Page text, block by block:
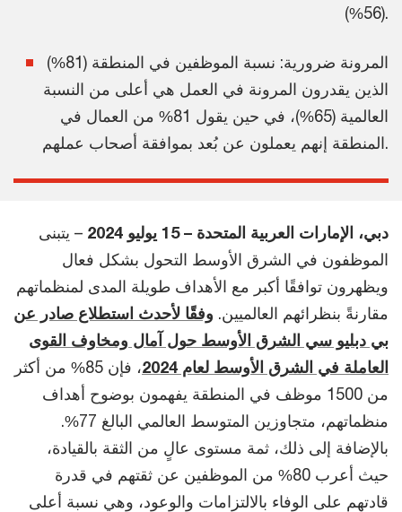
(56%).
المرونة ضرورية: نسبة الموظفين في المنطقة (81%)
الذين يقدرون المرونة في العمل هي أعلى من النسبة
العالمية (65%)، في حين يقول 81% من العمال في
المنطقة إنهم يعملون عن بُعد بموافقة أصحاب عملهم.
دبي، الإمارات العربية المتحدة – 15 يوليو 2024
– يتبنى
الموظفون في الشرق الأوسط التحول بشكل فعال
ويظهرون توافقًا أكبر مع الأهداف طويلة المدى لمنظماتهم
مقارنةً بنظرائهم العالميين. وفقًا لأحدث استطلاع صادر عن
بي دبليو سي الشرق الأوسط حول آمال ومخاوف القوى
العاملة في الشرق الأوسط لعام 2024
، فإن 85% من أكثر
من 1500 موظف في المنطقة يفهمون بوضوح أهداف
منظماتهم، متجاوزين المتوسط العالمي البالغ 77%.
بالإضافة إلى ذلك، ثمة مستوى عالٍ من الثقة بالقيادة،
حيث أعرب 80% من الموظفين عن ثقتهم في قدرة
قادتهم على الوفاء بالالتزامات والوعود، وهي نسبة أعلى